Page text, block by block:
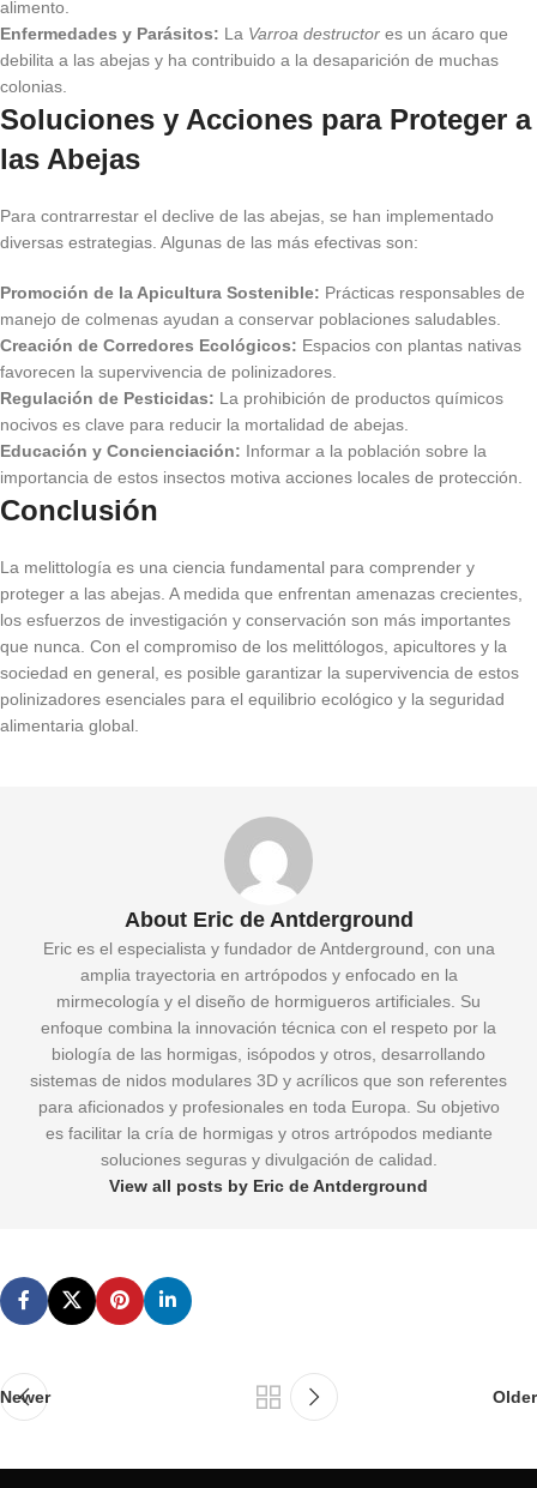
alimento.
Enfermedades y Parásitos: La Varroa destructor es un ácaro que
debilita a las abejas y ha contribuido a la desaparición de muchas
colonias.
Soluciones y Acciones para Proteger a
las Abejas
Para contrarrestar el declive de las abejas, se han implementado
diversas estrategias. Algunas de las más efectivas son:
Promoción de la Apicultura Sostenible: Prácticas responsables de
manejo de colmenas ayudan a conservar poblaciones saludables.
Creación de Corredores Ecológicos: Espacios con plantas nativas
favorecen la supervivencia de polinizadores.
Regulación de Pesticidas: La prohibición de productos químicos
nocivos es clave para reducir la mortalidad de abejas.
Educación y Concienciación: Informar a la población sobre la
importancia de estos insectos motiva acciones locales de protección.
Conclusión
La melittología es una ciencia fundamental para comprender y
proteger a las abejas. A medida que enfrentan amenazas crecientes,
los esfuerzos de investigación y conservación son más importantes
que nunca. Con el compromiso de los melittólogos, apicultores y la
sociedad en general, es posible garantizar la supervivencia de estos
polinizadores esenciales para el equilibrio ecológico y la seguridad
alimentaria global.
About Eric de Antderground
Eric es el especialista y fundador de Antderground, con una
amplia trayectoria en artrópodos y enfocado en la
mirmecología y el diseño de hormigueros artificiales. Su
enfoque combina la innovación técnica con el respeto por la
biología de las hormigas, isópodos y otros, desarrollando
sistemas de nidos modulares 3D y acrílicos que son referentes
para aficionados y profesionales en toda Europa. Su objetivo
es facilitar la cría de hormigas y otros artrópodos mediante
soluciones seguras y divulgación de calidad.
View all posts by Eric de Antderground
Newer Older